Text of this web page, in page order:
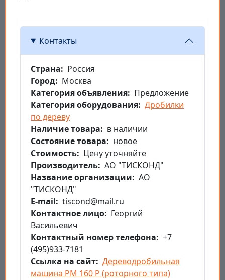
Контакты
Страна
Россия
Город
Москва
Категория объявления
Предложение
Категория оборудования Дробилки
по дереву
Наличие товара
в наличии
Состояние товара
новое
Стоимость
Цену уточняйте
Производитель АО "ТИСКОНД"
Название организации
АО
"ТИСКОНД"
E-mail
tiscond@mail.ru
Контактное лицо
Георгий
Васильевич
Контактный номер телефона
+7
(495)933-7181
Ссылка на сайт Дереводробильная
машина РМ 160 Р (роторного типа)